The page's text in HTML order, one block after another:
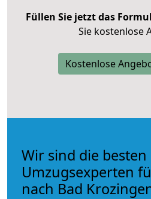
Füllen Sie jetzt das
Sie kostenlose
Kostenlose
Wir sind die besten
Umzugsexperten
nach Bad